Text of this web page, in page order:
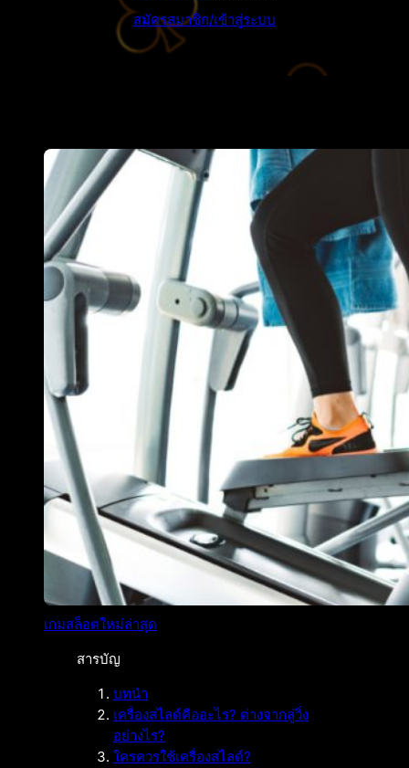
สมัครสมาชิก/เข้าสู่ระบบ
เกมสล็อตใหม่ล่าสุด
สารบัญ
บทนำ
เครื่องสไลด์คืออะไร? ต่างจากลู่วิ่ง
อย่างไร?
ใครควรใช้เครื่องสไลด์?